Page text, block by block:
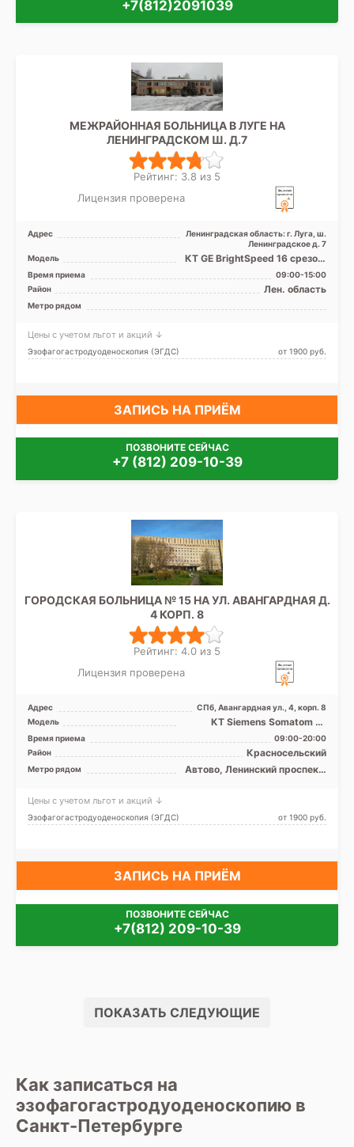
+7(812)2091039
МЕЖРАЙОННАЯ БОЛЬНИЦА В ЛУГЕ НА
ЛЕНИНГРАДСКОМ Ш. Д.7
Рейтинг: 3.8 из 5
Лицензия проверена
Адрес
Ленинградская область: г. Луга, ш.
Ленинградское д. 7
Модель
КТ GE BrightSpeed 16 срезов,
УЗИ аппарат
Время приема
09:00-15:00
Район
Лен. область
Метро рядом
Цены с учетом льгот и акций ↓
Эзофагогастродуоденоскопия (ЭГДС) от 1900 pуб.
ЗАПИСЬ НА ПРИЁМ
ПОЗВОНИТЕ СЕЙЧАС
+7 (812) 209-10-39
ГОРОДСКАЯ БОЛЬНИЦА № 15 НА УЛ. АВАНГАРДНАЯ Д.
4 КОРП. 8
Рейтинг: 4.0 из 5
Лицензия проверена
Адрес
СПб, Авангардная ул., 4, корп. 8
Модель
КТ Siemens Somatom 16
срезов, УЗИ
Время приема
09:00-20:00
Район
Красносельский
Метро рядом
Автово, Ленинский проспект,
Цены с учетом льгот и акций ↓
Эзофагогастродуоденоскопия (ЭГДС) от 1900 pуб.
ЗАПИСЬ НА ПРИЁМ
ПОЗВОНИТЕ СЕЙЧАС
+7(812) 209-10-39
ПОКАЗАТЬ СЛЕДУЮЩИЕ
Как записаться на
эзофагогастродуоденоскопию в
Санкт-Петербурге